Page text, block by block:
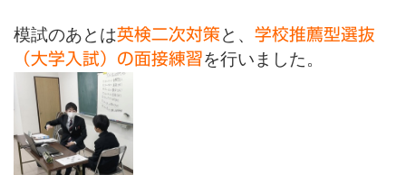
模試のあとは英検二次対策 と、 学校推薦型選抜
（大学入試）の面接練習を行いました。